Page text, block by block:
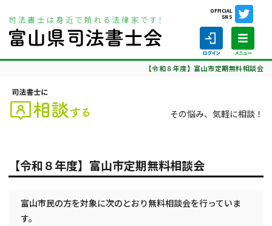
OFFICIAL
SNS
定期相談会
【令和８年度】富山市定期無料相談会
その悩み、気軽に相談！
【令和８年度】富山市定期無料相談会
富山市民の方を対象に次のとおり無料相談会を行っていま
す。
司法書士の仕事
司法書士を探す